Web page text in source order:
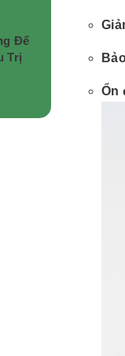
Ổn
Để
Trị